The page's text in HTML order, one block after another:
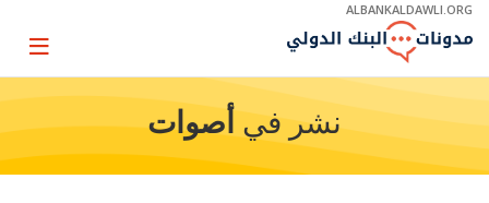
Skip
Main
ALBANKALDAWLI.ORG
Page
نشر في أصوات